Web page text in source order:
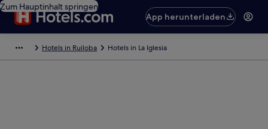
Zum Hauptinhalt springen
App herunterladen
Hotels in Ruiloba Hotels in La Iglesia